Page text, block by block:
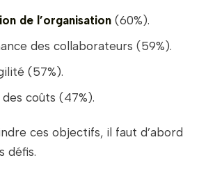
de l’organisation (60%).
des collaborateurs (59%).
(57%).
coûts (47%).
ces objectifs, il faut d’abord
défis.